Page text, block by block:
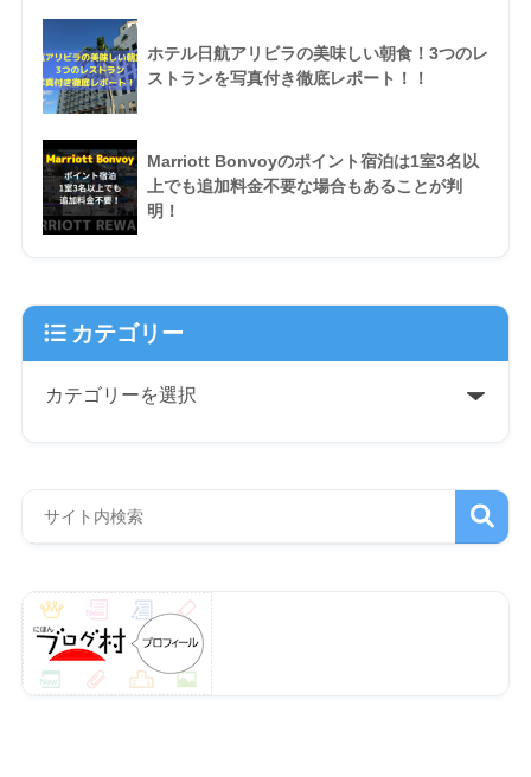
ホテル日航アリビラの美味しい朝食！3つのレ
ストランを写真付き徹底レポート！！
Marriott Bonvoyのポイント宿泊は1室3名以
上でも追加料金不要な場合もあることが判
明！
カテゴリー